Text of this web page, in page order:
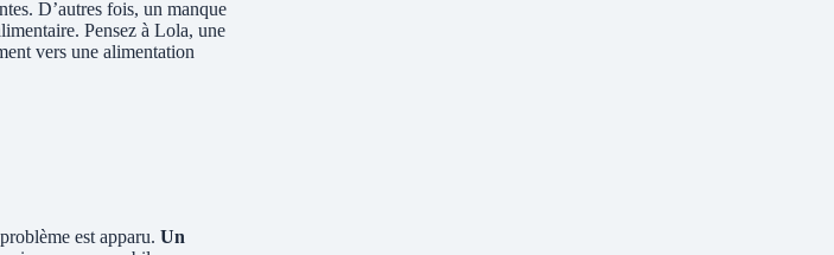
D’autres fois, un manque
Pensez à Lola, une
vers une alimentation
est apparu. Un